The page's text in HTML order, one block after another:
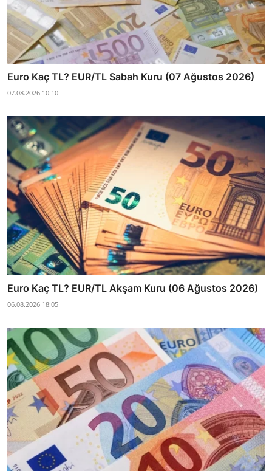
Euro Kaç TL? EUR/TL Sabah Kuru (07 Ağustos 2026)
07.08.2026 10:10
Euro Kaç TL? EUR/TL Akşam Kuru (06 Ağustos 2026)
06.08.2026 18:05